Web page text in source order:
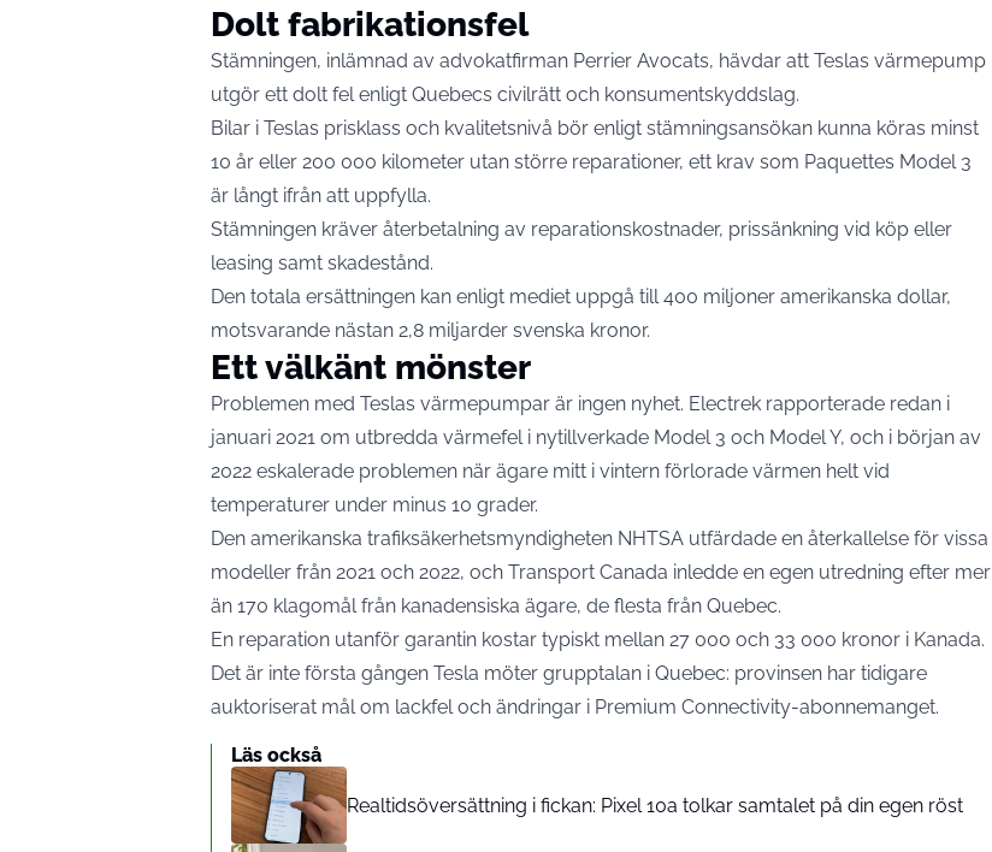
Dolt fabrikationsfel
Stämningen, inlämnad av advokatfirman Perrier Avocats, hävdar att Teslas värmepump
utgör ett dolt fel enligt Quebecs civilrätt och konsumentskyddslag.
Bilar i Teslas prisklass och kvalitetsnivå bör enligt stämningsansökan kunna köras minst
10 år eller 200 000 kilometer utan större reparationer, ett krav som Paquettes Model 3
är långt ifrån att uppfylla.
Stämningen kräver återbetalning av reparationskostnader, prissänkning vid köp eller
leasing samt skadestånd.
Den totala ersättningen kan enligt mediet uppgå till 400 miljoner amerikanska dollar,
motsvarande nästan 2,8 miljarder svenska kronor.
Ett välkänt mönster
Problemen med Teslas värmepumpar är ingen nyhet. Electrek rapporterade redan i
januari 2021 om utbredda värmefel i nytillverkade Model 3 och Model Y, och i början av
2022 eskalerade problemen när ägare mitt i vintern förlorade värmen helt vid
temperaturer under minus 10 grader.
Den amerikanska trafiksäkerhetsmyndigheten NHTSA utfärdade en återkallelse för vissa
modeller från 2021 och 2022, och Transport Canada inledde en egen utredning efter mer
än 170 klagomål från kanadensiska ägare, de flesta från Quebec.
En reparation utanför garantin kostar typiskt mellan 27 000 och 33 000 kronor i Kanada.
Det är inte första gången Tesla möter grupptalan i Quebec: provinsen har tidigare
auktoriserat mål om lackfel och ändringar i Premium Connectivity-abonnemanget.
Läs också
Realtidsöversättning i fickan: Pixel 10a tolkar samtalet på din egen röst